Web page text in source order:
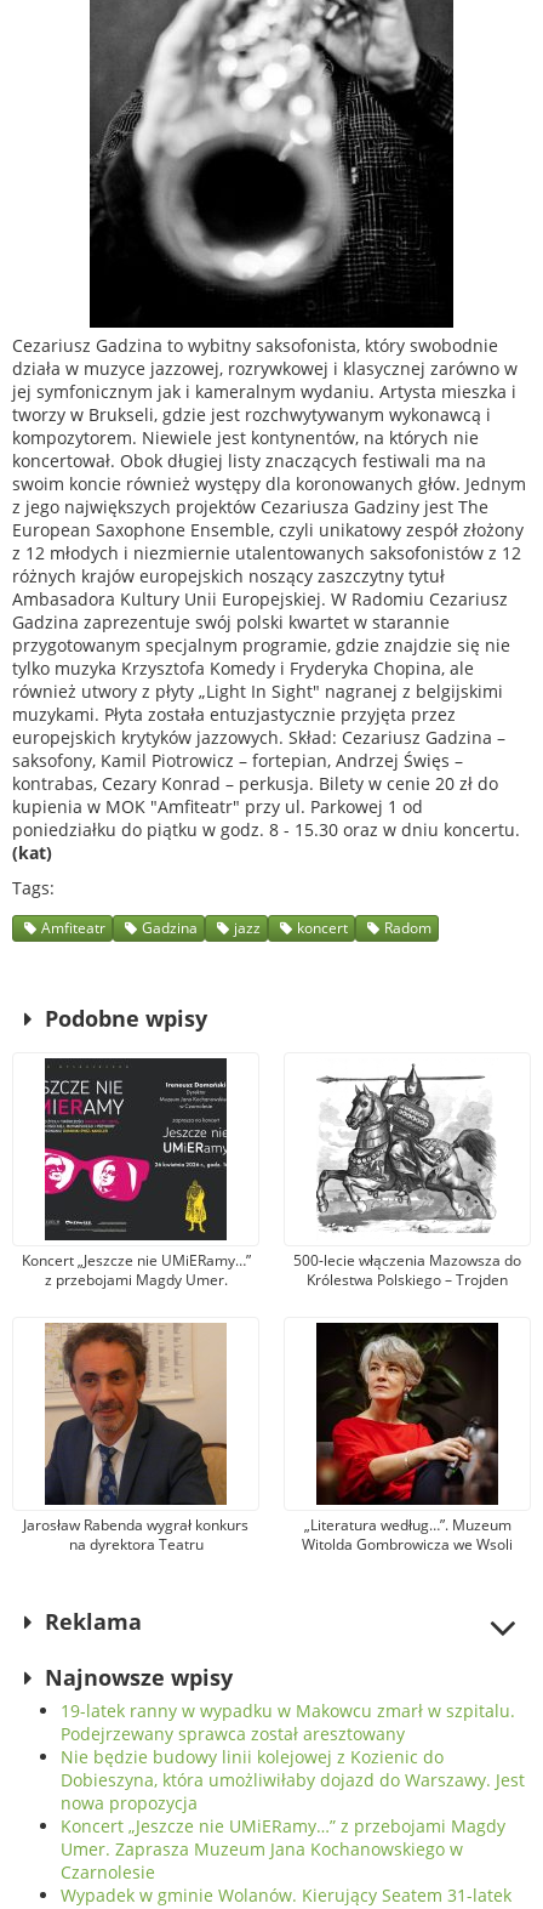
Cezariusz Gadzina to wybitny saksofonista, który swobodnie
działa w muzyce jazzowej, rozrywkowej i klasycznej zarówno w
jej symfonicznym jak i kameralnym wydaniu. Artysta mieszka i
tworzy w Brukseli, gdzie jest rozchwytywanym wykonawcą i
kompozytorem. Niewiele jest kontynentów, na których nie
koncertował. Obok długiej listy znaczących festiwali ma na
swoim koncie również występy dla koronowanych głów. Jednym
z jego największych projektów Cezariusza Gadziny jest The
European Saxophone Ensemble, czyli unikatowy zespół złożony
z 12 młodych i niezmiernie utalentowanych saksofonistów z 12
różnych krajów europejskich noszący zaszczytny tytuł
Ambasadora Kultury Unii Europejskiej. W Radomiu Cezariusz
Gadzina zaprezentuje swój polski kwartet w starannie
przygotowanym specjalnym programie, gdzie znajdzie się nie
tylko muzyka Krzysztofa Komedy i Fryderyka Chopina, ale
również utwory z płyty „Light In Sight" nagranej z belgijskimi
muzykami. Płyta została entuzjastycznie przyjęta przez
europejskich krytyków jazzowych. Skład: Cezariusz Gadzina –
saksofony, Kamil Piotrowicz – fortepian, Andrzej Święs –
kontrabas, Cezary Konrad – perkusja. Bilety w cenie 20 zł do
kupienia w MOK "Amfiteatr" przy ul. Parkowej 1 od
poniedziałku do piątku w godz. 8 - 15.30 oraz w dniu koncertu.
(kat)
Tags
Amfiteatr Gadzina jazz koncert Radom
Podobne wpisy
Koncert „Jeszcze nie UMiERamy…”
z przebojami Magdy Umer.
Kochanowskiego w Czarnolesie
500-lecie włączenia Mazowsza do
Królestwa Polskiego – Trojden
Jarosław Rabenda wygrał konkurs
na dyrektora Teatru
„Literatura według…”. Muzeum
Witolda Gombrowicza we Wsoli
Reklama
Najnowsze wpisy
19-latek ranny w wypadku w Makowcu zmarł w szpitalu.
Podejrzewany sprawca został aresztowany
Nie będzie budowy linii kolejowej z Kozienic do
Dobieszyna, która umożliwiłaby dojazd do Warszawy. Jest
nowa propozycja
Koncert „Jeszcze nie UMiERamy…” z przebojami Magdy
Umer. Zaprasza Muzeum Jana Kochanowskiego w
Czarnolesie
Wypadek w gminie Wolanów. Kierujący Seatem 31-latek